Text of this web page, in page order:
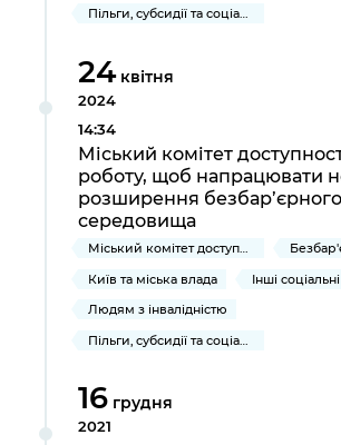
Пільги, субсидії та соціальний захист
24 квітня
2024
14:34
Міський комітет
роботу, щоб напрацювати
розширення безбар’єрного
середовища
Міський комітет доступності
Київ та міська влада
Інші
Людям з інвалідністю
Пільги, субсидії та соціальний захист
16 грудня
2021